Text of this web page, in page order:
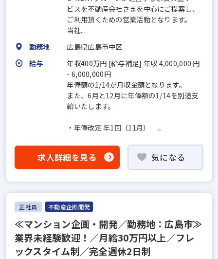
ビスを不動産会社さまを中心にご提案し、
ご利用頂くための営業活動となります。
当社...
勤務地
広島県広島市中区
給与
年収400万円 [給与補足] 年収 4,000,000 円
- 6,000,000円
年俸額の1/14が月収金額となります。
また、6月と12月に年俸額の1/14を別途支
給いたします。
・年俸改定 年1回（11月） ...
求人詳細を見る 気になる
正社員 不動産企画開発
≪マンション企画・開発／勤務地：広島市≫
業界未経験歓迎！／月給30万円以上／フレ
ックスタイム制／完全週休2日制